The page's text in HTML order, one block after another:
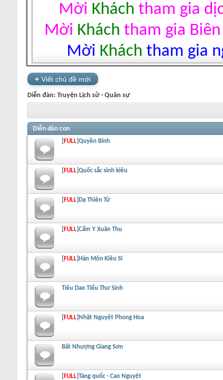
Mời Khách tham gia
Mời Khách tham gia
Mời Khách tham gia
+ Viết chủ đề mới
Diễn đàn: Truyện Lịch sử - Quân sự
Diễn đàn con
[ FULL]Quyền Bính
[ FULL]Quốc sắc sinh kiêu
[ FULL]Dạ Thiên Tử
[ FULL]Cẩm Y Xuân Thu
[ FULL]Hàn Môn Kiêu Sĩ
Tiêu Dao Tiểu Thư Sinh
[ FULL]Nhật Nguyệt Phong Hoa
Bất Nhượng Giang Sơn
[ FULL]Tàng quốc - Cao Nguyệt